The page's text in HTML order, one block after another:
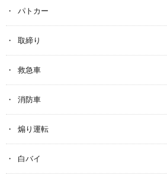
パトカー
取締り
救急車
消防車
煽り運転
白バイ